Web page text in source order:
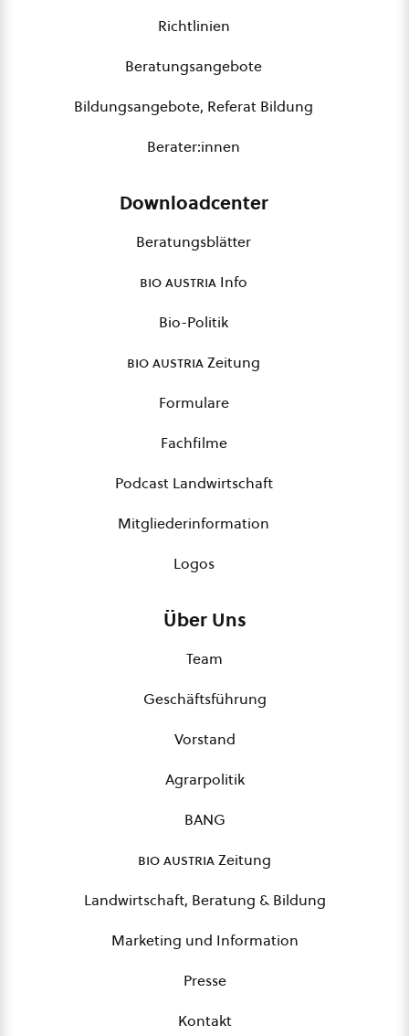
Richtlinien
Beratungsangebote
Bildungsangebote, Referat Bildung
Berater:innen
Downloadcenter
Beratungsblätter
bio austria Info
Bio-Politik
bio austriaZeitung
Formulare
Fachfilme
Podcast Landwirtschaft
Mitgliederinformation
Logos
Über Uns
Team
Geschäftsführung
Vorstand
Agrarpolitik
BANG
bio austriaZeitung
Landwirtschaft, Beratung & Bildung
Marketing und Information
Presse
Kontakt